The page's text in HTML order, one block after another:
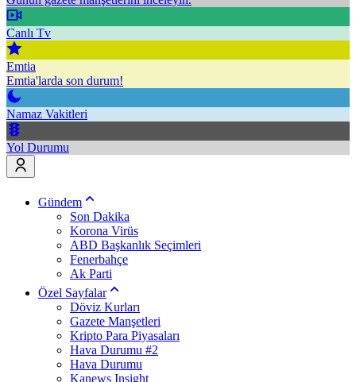
Canlı Tv
Emtia
Emtia'larda son durum!
Namaz Vakitleri
Yol Durumu
Gündem
Son Dakika
Korona Virüs
ABD Başkanlık Seçimleri
Fenerbahçe
Ak Parti
Özel Sayfalar
Döviz Kurları
Gazete Manşetleri
Kripto Para Piyasaları
Hava Durumu #2
Hava Durumu
Kanews Insight